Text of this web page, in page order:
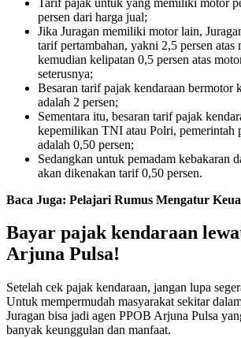
persen dari harga jual;
Jika Juragan memiliki motor lain,
tarif pertambahan, yakni 2,5 persen atas
kemudian kelipatan 0,5 persen atas
seterusnya;
Besaran tarif pajak kendaraan bermotor
adalah 2 persen;
Sementara itu, besaran tarif pajak
kepemilikan TNI atau Polri, pemerintah
adalah 0,50 persen;
Sedangkan untuk pemadam kebakaran
akan dikenakan tarif 0,50 persen.
Baca Juga: Pelajari Rumus Mengatur
Bayar pajak kendaraan
Arjuna Pulsa!
Setelah cek pajak kendaraan, jangan lupa
Untuk mempermudah masyarakat sekitar
Juragan bisa jadi agen PPOB Arjuna Pulsa
banyak keunggulan dan manfaat.